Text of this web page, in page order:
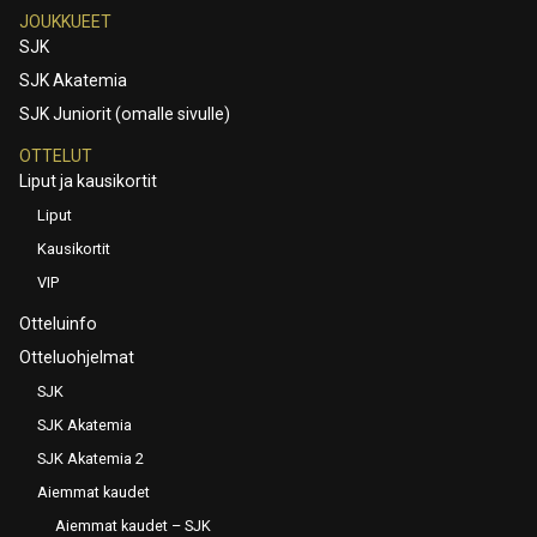
JOUKKUEET
SJK
SJK Akatemia
SJK Juniorit (omalle sivulle)
OTTELUT
Liput ja kausikortit
Liput
Kausikortit
VIP
Otteluinfo
Otteluohjelmat
SJK
SJK Akatemia
SJK Akatemia 2
Aiemmat kaudet
Aiemmat kaudet – SJK